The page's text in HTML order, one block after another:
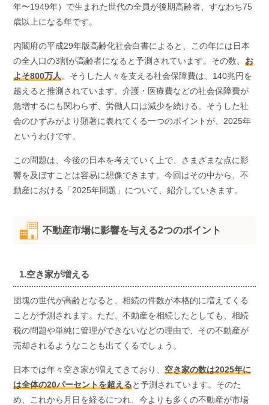
年〜1949年）で生まれた世代の全員が後期高齢者、すなわち75
歳以上になる年です。
内閣府の平成29年版高齢化社会白書によると、この年には日本
の全人口の3割が高齢者になると予測されています。その数、お
よそ800万人。そうした人々を支える社会保障費は、140兆円を
越えると推測されています。介護・医療費などの社会保障費が
急増するにも関わらず、労働人口は減少を続ける。そうした社
会のひずみがより顕著に表れてくる一つのポイントが、2025年
というわけです。
この問題は、今後の日本を考えていく上で、さまざまな点に影
響を及ぼすことは容易に想像できます。今回はその中から、不
動産における「2025年問題」について、紹介していきます。
不動産市場に影響を与える2つのポイント
1.空き家が増える
団塊の世代が高齢となると、相続の件数が本格的に増えてくる
ことが予測されます。ただ、不動産を相続したとしても、相続
税の問題や単純に管理ができないなどの理由で、その不動産が
売却されるようなことも出てくるでしょう。
日本では年々空き家が増えてきており、空き家の数は2025年に
は全体の20パーセントを超えると予測されています。そのた
め、これから月日を経るにつれ、今よりも多くの不動産が市場